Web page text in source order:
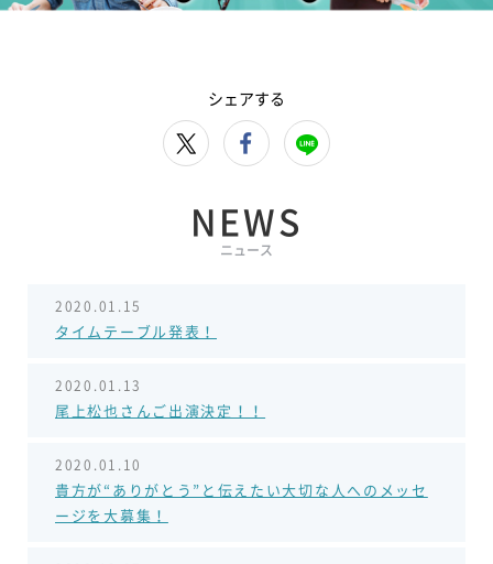
シェアする
NEWS
ニュース
2020.01.15
タイムテーブル発表！
2020.01.13
尾上松也さんご出演決定！！
2020.01.10
貴方が“ありがとう”と伝えたい大切な人へのメッセ
ージを大募集！